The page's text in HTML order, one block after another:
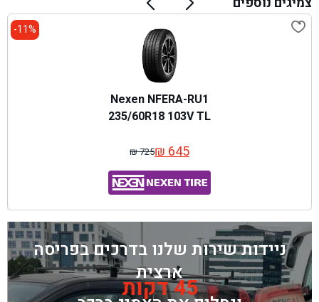
11%-
Nexen NFERA-RU1
235/60R18 103V TL
₪725
המחיר
המקורי
היה:
₪ 725.
₪645 המחיר
הנוכחי
הוא:
₪ 645.
ניידות שירות שלנו בדרכים בפריסה
ארצית
45 דקות